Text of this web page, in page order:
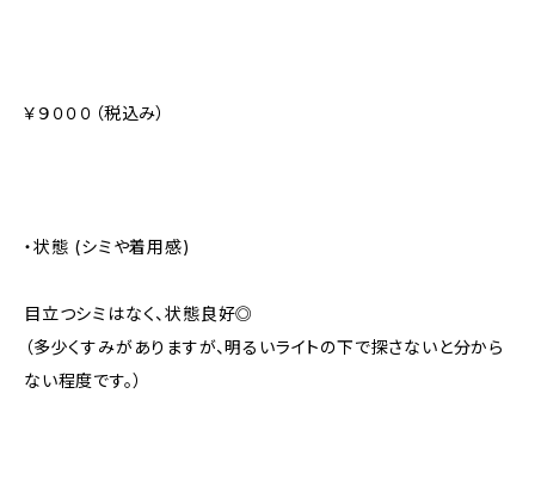
￥９０００（税込み）
・状態 (シミや着用感)
目立つシミはなく、状態良好◎
（多少くすみがありますが、明るいライトの下で探さないと分から
ない程度です。）